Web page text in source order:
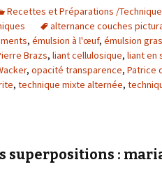
Recettes et Préparations /
alternance couches
, émulsion à l'œuf, émulsion
Brazs, liant cellulosique, liant en
, opacité transparence, Patrice
, technique mixte alternée,
superpositions :